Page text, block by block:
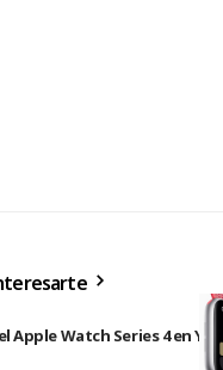
Apple Watch Series 4 en